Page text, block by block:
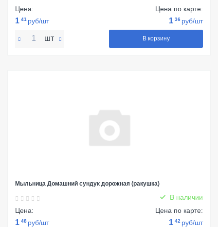
Цена:
1 41 руб/шт
Цена по карте:
1 36 руб/шт
шт В корзину
Мыльница Домашний сундук дорожная (ракушка)
В наличии
Цена:
1 48 руб/шт
Цена по карте:
1 42 руб/шт